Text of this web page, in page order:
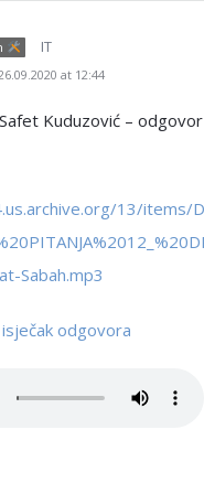
IT
at 12:44
Kuduzović –
13/items/
Sabah.mp3
odgovora